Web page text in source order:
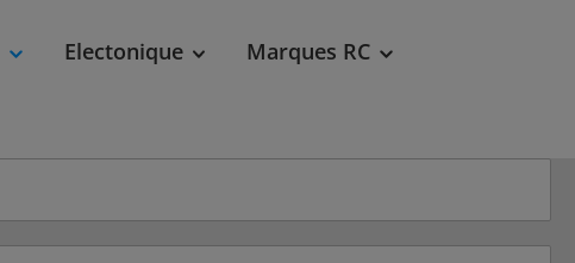
Electonique Marques RC